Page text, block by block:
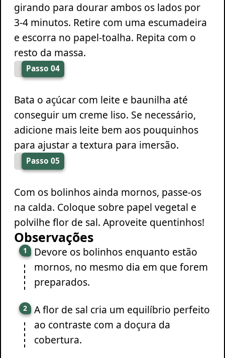
girando para dourar ambos os lados por
3-4 minutos. Retire com uma escumadeira
e escorra no papel-toalha. Repita com o
resto da massa.
Passo 04
Bata o açúcar com leite e baunilha até
conseguir um creme liso. Se necessário,
adicione mais leite bem aos pouquinhos
para ajustar a textura para imersão.
Passo 05
Com os bolinhos ainda mornos, passe-os
na calda. Coloque sobre papel vegetal e
polvilhe flor de sal. Aproveite quentinhos!
Observações
Devore os bolinhos enquanto estão
mornos, no mesmo dia em que forem
preparados.
A flor de sal cria um equilíbrio perfeito
ao contraste com a doçura da
cobertura.